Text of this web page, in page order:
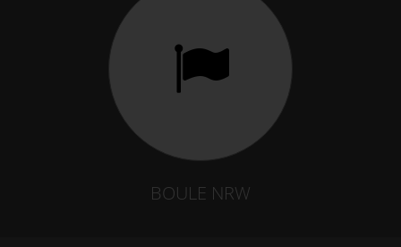
BOULE NRW